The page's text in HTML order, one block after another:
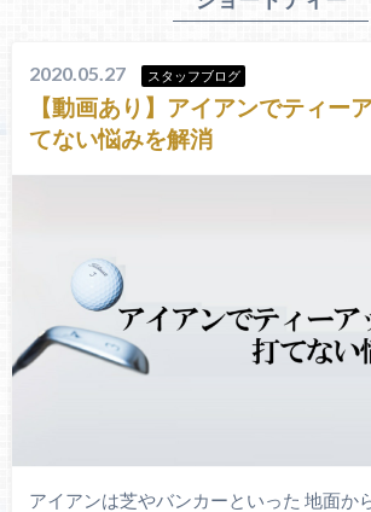
2020.05.27 スタッフブログ
【動画あり】アイアンでティー
てない悩みを解消
アイアンは芝やバンカーといった 地面か